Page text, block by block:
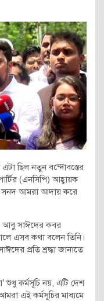
ছিল নতুন বন্দোবস্তের
(এনসিপি) আহ্বায়ক
সনদ আমরা আদায় করে
আবু সাঈদের কবর
এসব কথা বলেন তিনি।
প্রতি শ্রদ্ধা জানাতে
শুধু কর্মসূচি নয়, এটি দেশ
এই কর্মসূচির মাধ্যমে